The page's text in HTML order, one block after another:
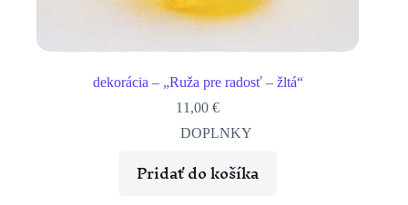
dekorácia – „Ruža pre radosť – žltá“
11,00€
DOPLNKY
Pridať do košíka